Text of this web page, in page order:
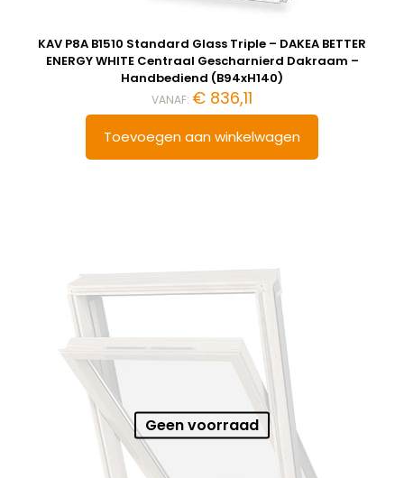
KAV P8A B1510 Standard Glass Triple – DAKEA BETTER
ENERGY WHITE Centraal Gescharnierd Dakraam –
Handbediend (B94xH140)
VANAF: € 836,11
Toevoegen aan winkelwagen
Geen voorraad